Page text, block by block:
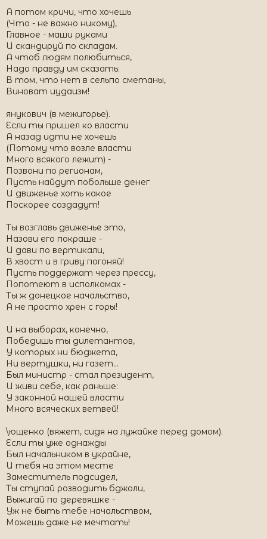
А потом кричи, что хочешь
(Что - не важно никому),
Главное - маши руками
И скандируй по складам.
А чтоб людям полюбиться,
Надо правду им сказать:
В том, что нет в сельпо сметаны,
Виноват иудаизм!
янукович (в межигорье).
Если ты пришел ко власти
А назад идти не хочешь
(Потому что возле власти
Много всякого лежит) -
Позвони по регионам,
Пусть найдут побольше денег
И движенье хоть какое
Поскорее создадут!
Ты возглавь движенье это,
Назови его покраше -
И дави по вертикали,
В хвост и в гриву погоняй!
Пусть поддержат через прессу,
Попотеют в исполкомах -
Ты ж донецкое начальство,
А не просто хрен с горы!
И на выборах, конечно,
Победишь ты дилетантов,
У которых ни бюджета,
Ни вертушки, ни газет...
Был министр - стал президент,
И живи себе, как раньше:
У законной нашей власти
Много всяческих ветвей!
\ющенко (вяжет, сидя на лужайке перед домом).
Если ты уже однажды
Был начальником в украйне,
И тебя на этом месте
Заместитель подсидел,
Ты ступай розводить бджоли,
Выжигай по деревяшке -
Уж не быть тебе начальством,
Можешь даже не мечтать!